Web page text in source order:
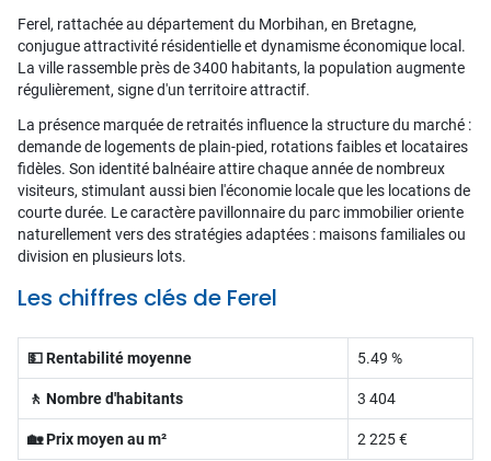
Ferel, rattachée au département du Morbihan, en Bretagne,
conjugue attractivité résidentielle et dynamisme économique local.
La ville rassemble près de 3400 habitants, la population augmente
régulièrement, signe d'un territoire attractif.
La présence marquée de retraités influence la structure du marché :
demande de logements de plain-pied, rotations faibles et locataires
fidèles. Son identité balnéaire attire chaque année de nombreux
visiteurs, stimulant aussi bien l'économie locale que les locations de
courte durée. Le caractère pavillonnaire du parc immobilier oriente
naturellement vers des stratégies adaptées : maisons familiales ou
division en plusieurs lots.
Les chiffres clés de Ferel
💵 Rentabilité moyenne 5.49 %
🚶 Nombre d'habitants 3 404
🏡 Prix moyen au m² 2 225 €